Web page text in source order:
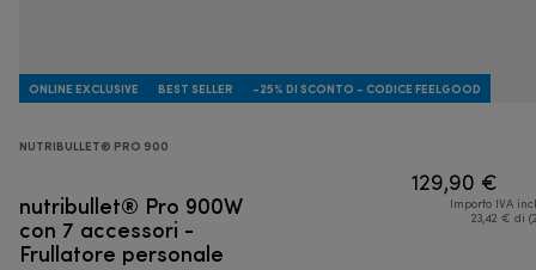
ONLINE EXCLUSIVE BEST SELLER -25% DI SCONTO - CODICE FEELGOOD
NUTRIBULLET® PRO 900
nutribullet® Pro 900W
con 7 accessori -
Frullatore personale
129,90 €
Importo IVA
23,42 € di